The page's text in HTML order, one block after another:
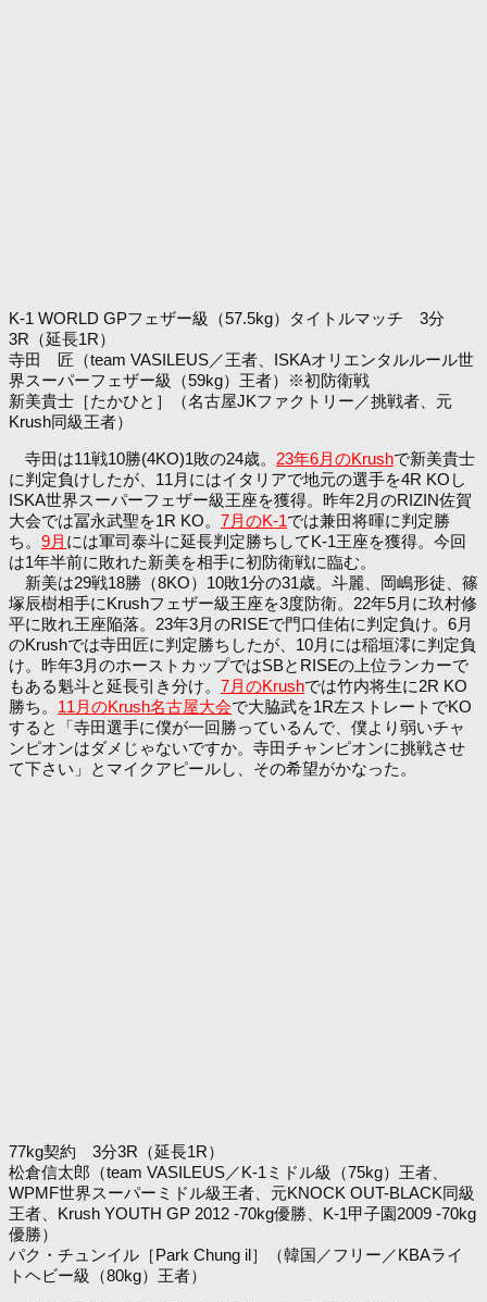
K-1 WORLD GPフェザー級（57.5kg）タイトルマッチ 3分
3R（延長1R）
寺田 匠（team VASILEUS／王者、ISKAオリエンタルルール世
界スーパーフェザー級（59kg）王者）※初防衛戦
新美貴士［たかひと］（名古屋JKファクトリー／挑戦者、元
Krush同級王者）
寺田は11戦10勝(4KO)1敗の24歳。 23年6月のKrushで新美貴士
に判定負けしたが、11月にはイタリアで地元の選手を4R KOし
ISKA世界スーパーフェザー級王座を獲得。昨年2月のRIZIN佐賀
大会では冨永武聖を1R KO。 7月のK-1では兼田将暉に判定勝
ち。 9月 には軍司泰斗に延長判定勝ちしてK-1王座を獲得。今回
は1年半前に敗れた新美を相手に初防衛戦に臨む。
新美は29戦18勝（8KO）10敗1分の31歳。斗麗、岡嶋形徒、篠
塚辰樹相手にKrushフェザー級王座を3度防衛。22年5月に玖村修
平に敗れ王座陥落。23年3月のRISEで門口佳佑に判定負け。6月
のKrushでは寺田匠に判定勝ちしたが、10月には稲垣澪に判定負
け。昨年3月のホーストカップではSBとRISEの上位ランカーで
もある魁斗と延長引き分け。 7月のKrushでは竹内将生に2R KO
勝ち。 11月のKrush名古屋大会で大脇武を1R左ストレートでKO
すると「寺田選手に僕が一回勝っているんで、僕より弱いチャ
ンピオンはダメじゃないですか。寺田チャンピオンに挑戦させ
て下さい」とマイクアピールし、その希望がかなった。
77kg契約 3分3R（延長1R）
松倉信太郎（team VASILEUS／K-1ミドル級（75kg）王者、
WPMF世界スーパーミドル級王者、元KNOCK OUT-BLACK同級
王者、Krush YOUTH GP 2012 -70kg優勝、K-1甲子園2009 -70kg
優勝）
パク・チュンイル［Park Chung il］（韓国／フリー／KBAライ
トヘビー級（80kg）王者）